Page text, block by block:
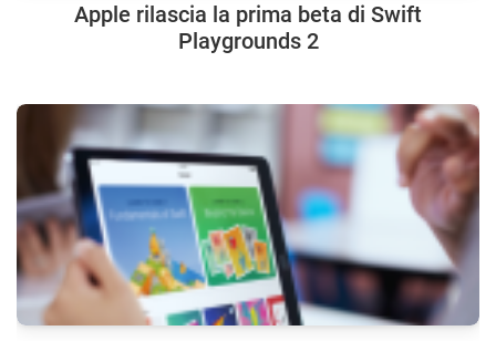
Apple rilascia la prima beta di Swift
Playgrounds 2